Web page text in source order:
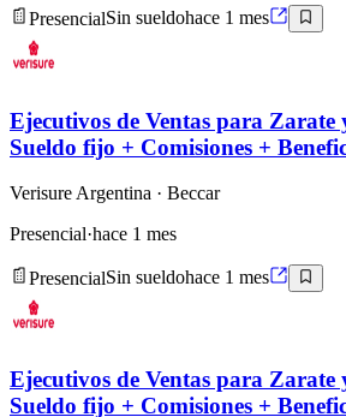
PresencialSin sueldohace 1 mes
Ejecutivos de Ventas para Zarate
Sueldo fijo + Comisiones +
Verisure Argentina · Beccar
Presencial·hace 1 mes
PresencialSin sueldohace 1 mes
Ejecutivos de Ventas para Zarate
Sueldo fijo + Comisiones +